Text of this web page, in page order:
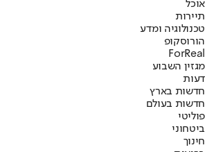
אוכל
תיירות
טכנולוגיה ומדע
הורוסקופ
ForReal
מגזין השבוע
דעות
חדשות בארץ
חדשות בעולם
פוליטי
ביטחוני
חינוך